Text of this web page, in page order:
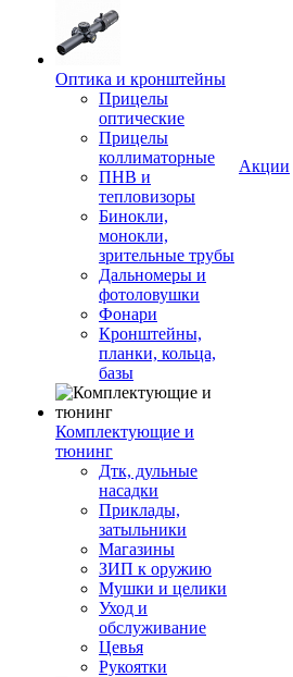
Оптика и кронштейны
Прицелы
оптические
Прицелы
коллиматорные
ПНВ и
тепловизоры
Бинокли,
монокли,
зрительные трубы
Дальномеры и
фотоловушки
Фонари
Кронштейны,
планки, кольца,
базы
Комплектующие и
тюнинг
Дтк, дульные
насадки
Приклады,
затыльники
Магазины
ЗИП к оружию
Мушки и целики
Уход и
обслуживание
Цевья
Рукоятки
Акции